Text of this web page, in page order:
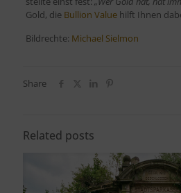
Gold, die Bullion Valuehilft Ihnen
Bildrechte: Michael Sielmon
Share
Related posts